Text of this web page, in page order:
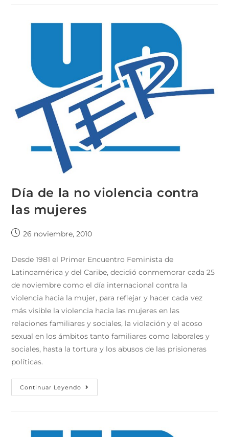
Día de la no violencia contra
las mujeres
26 noviembre, 2010
Desde 1981 el Primer Encuentro Feminista de
Latinoamérica y del Caribe, decidió conmemorar cada 25
de noviembre como el día internacional contra la
violencia hacia la mujer, para reflejar y hacer cada vez
más visible la violencia hacia las mujeres en las
relaciones familiares y sociales, la violación y el acoso
sexual en los ámbitos tanto familiares como laborales y
sociales, hasta la tortura y los abusos de las prisioneras
políticas.
Continuar Leyendo